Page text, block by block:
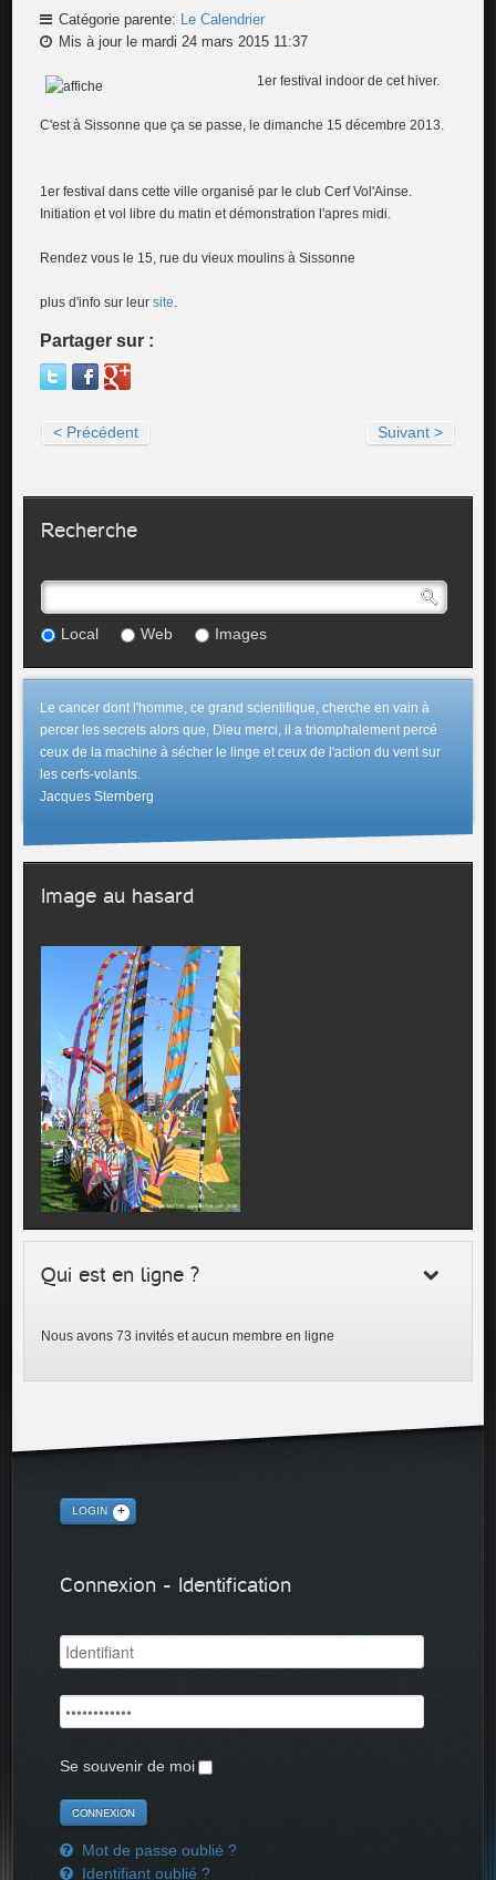
Catégorie parente: Le Calendrier
Mis à jour le mardi 24 mars 2015 11:37
1er festival indoor de cet hiver.
C'est à Sissonne que ça se passe, le dimanche 15 décembre 2013.
1er festival dans cette ville organisé par le club Cerf Vol'Ainse.
Initiation et vol libre du matin et démonstration l'apres midi.
Rendez vous le 15, rue du vieux moulins à Sissonne
plus d'info sur leursite.
Partager sur :
< Précédent Suivant >
Recherche
Local Web Images
Le cancer dont l'homme, ce grand scientifique, cherche en vain à
percer les secrets alors que, Dieu merci, il a triomphalement percé
ceux de la machine à sécher le linge et ceux de l'action du vent sur
les cerfs-volants.
Jacques Sternberg
Image au hasard
Qui est en ligne ?
Nous avons 73 invités et aucun membre en ligne
LOGIN
Connexion - Identification
Se souvenir de moi
Mot de passe oublié ?
Identifiant oublié ?